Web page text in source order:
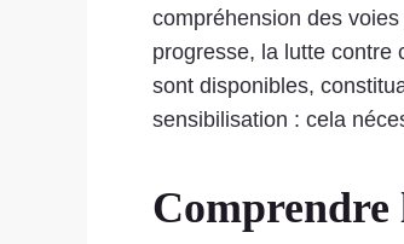
compréhension des
progresse, la lutte contre
sont disponibles,
sensibilisation : cela
Comprendre